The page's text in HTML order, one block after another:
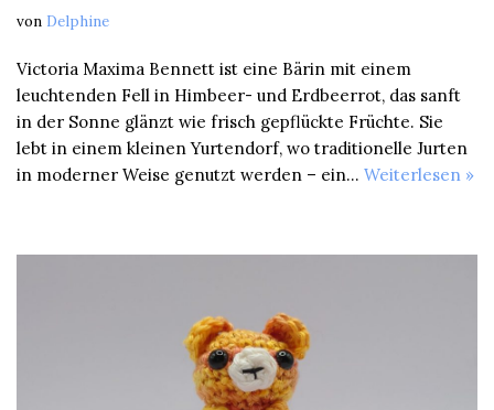
von Delphine
Victoria Maxima Bennett ist eine Bärin mit einem
leuchtenden Fell in Himbeer- und Erdbeerrot, das sanft
in der Sonne glänzt wie frisch gepflückte Früchte. Sie
lebt in einem kleinen Yurtendorf, wo traditionelle Jurten
in moderner Weise genutzt werden – ein… Weiterlesen »